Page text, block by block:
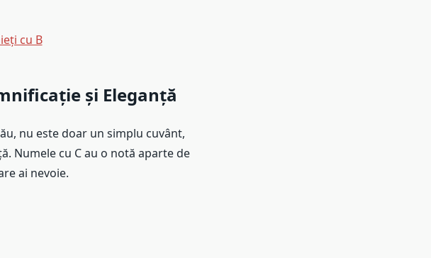
cu B
și Eleganță
nu este doar un simplu cuvânt,
Numele cu C au o notă aparte de
ai nevoie.